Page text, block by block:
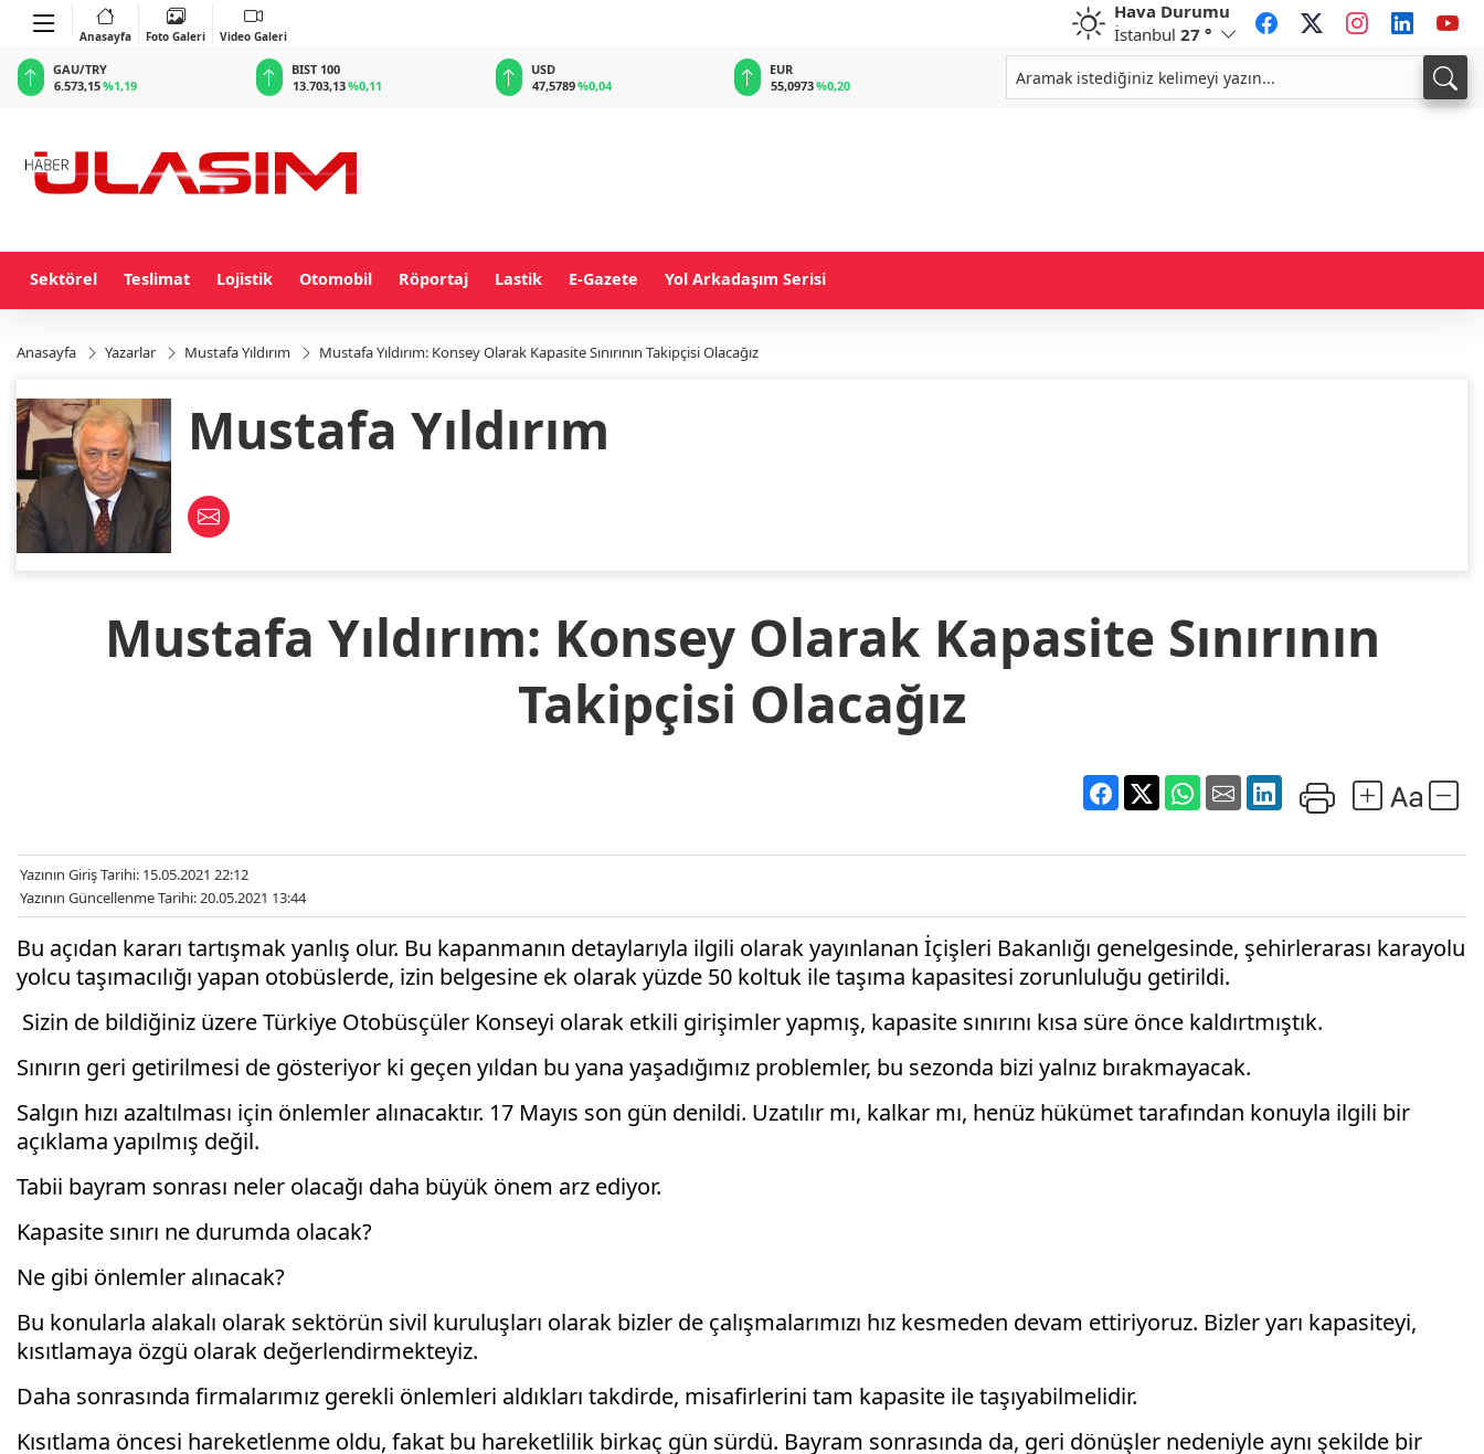
Anasayfa Foto Galeri Video Galeri
Hava Durumu
İstanbul 27 °
BIST 100
13.703,13%0,11
USD
47,5789%0,04
EUR
55,0973 %0,20
GBP
64,2141%0,21
CHF
58,9797 %0,10
33,9601
Sektörel Teslimat Lojistik Otomobil Röportaj Lastik E-Gazete Yol Arkadaşım Serisi
Anasayfa Yazarlar Mustafa Yıldırım Mustafa Yıldırım: Konsey Olarak Kapasite Sınırının Takipçisi Olacağız
Mustafa Yıldırım
Mustafa Yıldırım: Konsey Olarak Kapasite Sınırının
Takipçisi Olacağız
Yazının Giriş Tarihi: 15.05.2021 22:12
Yazının Güncellenme Tarihi: 20.05.2021 13:44
Bu açıdan kararı tartışmak yanlış olur. Bu kapanmanın detaylarıyla ilgili olarak yayınlanan İçişleri Bakanlığı genelgesinde, şehirlerarası karayolu
yolcu taşımacılığı yapan otobüslerde, izin belgesine ek olarak yüzde 50 koltuk ile taşıma kapasitesi zorunluluğu getirildi.
Sizin de bildiğiniz üzere Türkiye Otobüsçüler Konseyi olarak etkili girişimler yapmış, kapasite sınırını kısa süre önce kaldırtmıştık.
Sınırın geri getirilmesi de gösteriyor ki geçen yıldan bu yana yaşadığımız problemler, bu sezonda bizi yalnız bırakmayacak.
Salgın hızı azaltılması için önlemler alınacaktır. 17 Mayıs son gün denildi. Uzatılır mı, kalkar mı, henüz hükümet tarafından konuyla ilgili bir
açıklama yapılmış değil.
Tabii bayram sonrası neler olacağı daha büyük önem arz ediyor.
Kapasite sınırı ne durumda olacak?
Ne gibi önlemler alınacak?
Bu konularla alakalı olarak sektörün sivil kuruluşları olarak bizler de çalışmalarımızı hız kesmeden devam ettiriyoruz. Bizler yarı kapasiteyi,
kısıtlamaya özgü olarak değerlendirmekteyiz.
Daha sonrasında firmalarımız gerekli önlemleri aldıkları takdirde, misafirlerini tam kapasite ile taşıyabilmelidir.
Kısıtlama öncesi hareketlenme oldu, fakat bu hareketlilik birkaç gün sürdü. Bayram sonrasında da, geri dönüşler nedeniyle aynı şekilde bir